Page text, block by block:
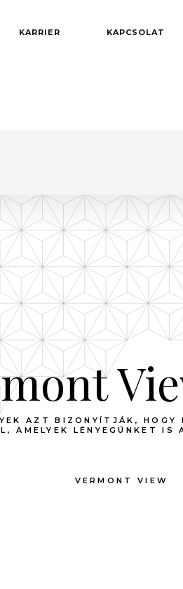
KARRIER KAPCSOLAT
AZT BIZONYÍTJÁK, HOGY
AMELYEK LÉNYEGÜNKET IS
VERMONT VIEW